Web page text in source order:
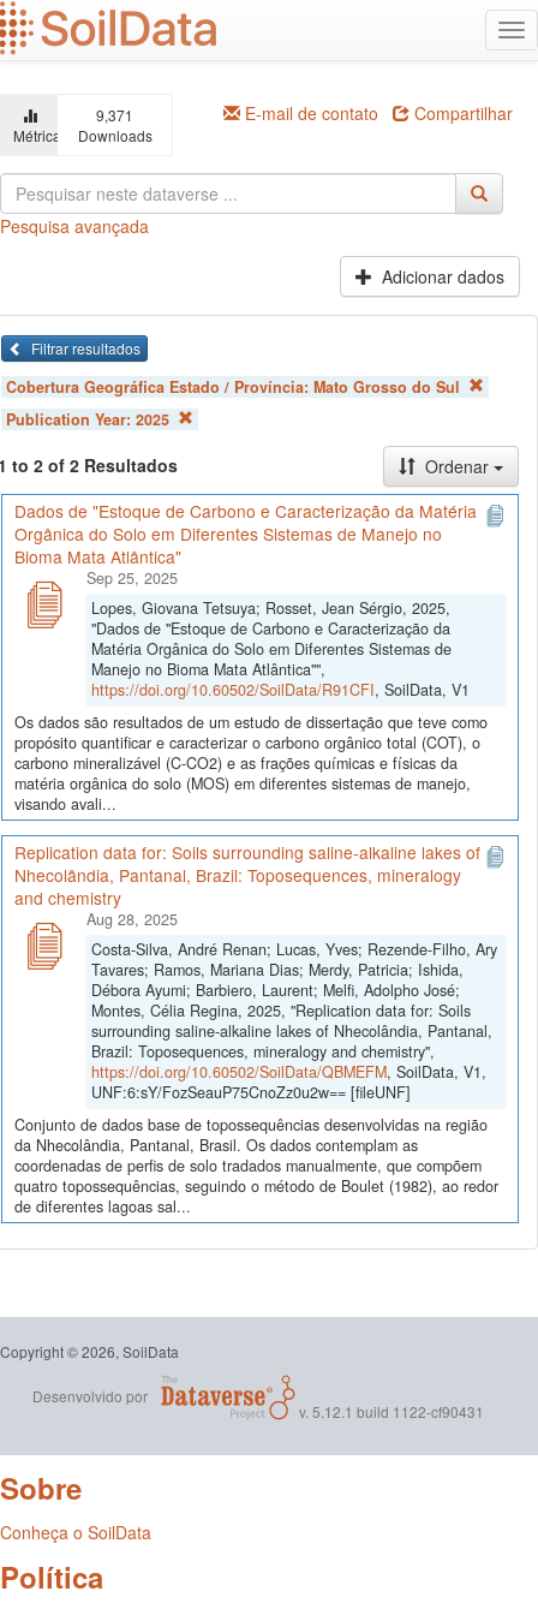
Ir
para
o
principal
Métricas
9,371
Downloads
E-mail de contato Compartilhar
Pesquisa avançada
Adicionar dados
Filtrar resultados
Cobertura Geográfica Estado / Província: Mato Grosso do Sul
Publication Year: 2025
to 2 of 2 Resultados
Ordenar
Dados de "Estoque de Carbono e Caracterização da Matéria
Orgânica do Solo em Diferentes Sistemas de Manejo no
Bioma Mata Atlântica"
Sep 25, 2025
Lopes, Giovana Tetsuya; Rosset, Jean Sérgio, 2025,
"Dados de "Estoque de Carbono e Caracterização da
Matéria Orgânica do Solo em Diferentes Sistemas de
Manejo no Bioma Mata Atlântica"",
https://doi.org/10.60502/SoilData/R91CFI, SoilData, V1
Os dados são resultados de um estudo de dissertação que teve como
propósito quantificar e caracterizar o carbono orgânico total (COT), o
carbono mineralizável (C-CO2) e as frações químicas e físicas da
matéria orgânica do solo (MOS) em diferentes sistemas de manejo,
visando avali...
Replication data for: Soils surrounding saline-alkaline lakes of
Nhecolândia, Pantanal, Brazil: Toposequences, mineralogy
and chemistry
Aug 28, 2025
Costa-Silva, André Renan; Lucas, Yves; Rezende-Filho, Ary
Tavares; Ramos, Mariana Dias; Merdy, Patricia; Ishida,
Débora Ayumi; Barbiero, Laurent; Melfi, Adolpho José;
Montes, Célia Regina, 2025, "Replication data for: Soils
surrounding saline-alkaline lakes of Nhecolândia, Pantanal,
Brazil: Toposequences, mineralogy and chemistry",
https://doi.org/10.60502/SoilData/QBMEFM, SoilData, V1,
UNF:6:sY/FozSeauP75CnoZz0u2w== [fileUNF]
Conjunto de dados base de topossequências desenvolvidas na região
da Nhecolândia, Pantanal, Brasil. Os dados contemplam as
coordenadas de perfis de solo tradados manualmente, que compõem
quatro topossequências, seguindo o método de Boulet (1982), ao redor
de diferentes lagoas sal...
Copyright © 2026, SoilData
Desenvolvido por
v. 5.12.1 build 1122-cf90431
Sobre
Conheça o SoilData
Política